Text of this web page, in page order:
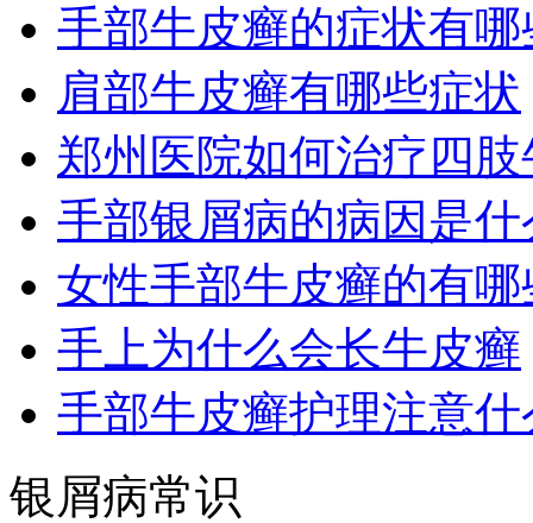
手部牛皮癣的症状有哪
肩部牛皮癣有哪些症状
郑州医院如何治疗四
手部银屑病的病因是什
女性手部牛皮癣的有
手上为什么会长牛皮癣
手部牛皮癣护理注意什
银屑病常识